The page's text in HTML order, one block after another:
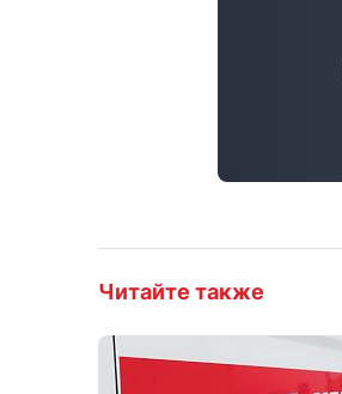
Читайте также